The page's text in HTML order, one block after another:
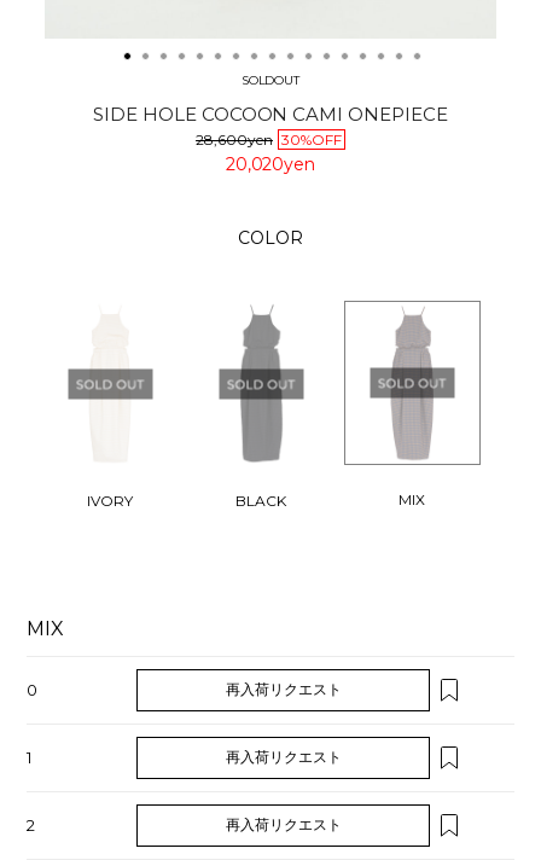
SOLDOUT
SIDE HOLE COCOON CAMI ONEPIECE
28,600yen 30%OFF
20,020yen
COLOR
IVORY BLACK MIX
MIX
0 再入荷リクエスト
1 再入荷リクエスト
2 再入荷リクエスト